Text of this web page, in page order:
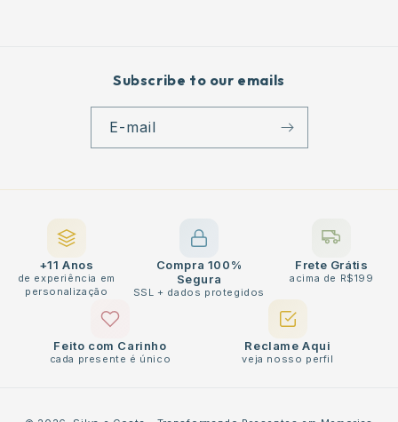
Subscribe to our emails
E-mail
+11 Anos
de experiência em
personalização
Compra 100%
Segura
SSL + dados protegidos
Frete Grátis
acima de R$199
Feito com Carinho
cada presente é único
Reclame Aqui
veja nosso perfil